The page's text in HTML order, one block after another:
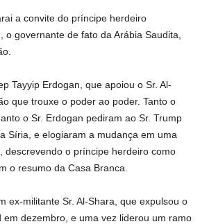
a convite do príncipe herdeiro
o governante de fato da Arábia Saudita,
Tayyip Erdogan, que apoiou o Sr. Al-
que trouxe o poder ao poder. Tanto o
o Sr. Erdogan pediram ao Sr. Trump
Síria, e elogiaram a mudança em uma
descrevendo o príncipe herdeiro como
o resumo da Casa Branca.
ex-militante Sr. Al-Shara, que expulsou o
em dezembro, e uma vez liderou um ramo